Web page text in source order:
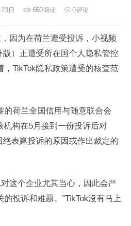
日 650阅读 0评论
因为在荷兰遭受投诉，小视频
版）正遭受所在国个人隐私管控
，TikTok隐私政策遭受的核查范
的荷兰全国信用与随意联合会
机构在5月接到一份投诉后对
绝表露投诉的原因或作出裁定的
这个企业尤其当心，因此会严
投诉和难题。”TikTok沒有马上